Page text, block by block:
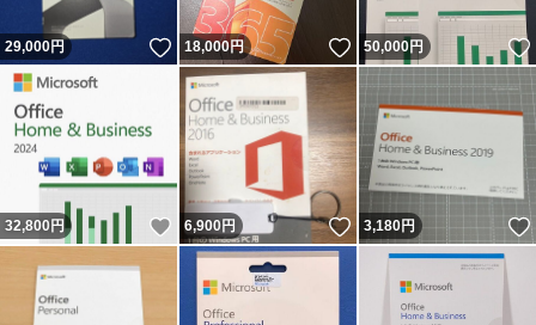
29,000円 いいね！
18,000円 いいね！
50,000円
32,800 円 いいね！
6,900円 いいね！
3,180円